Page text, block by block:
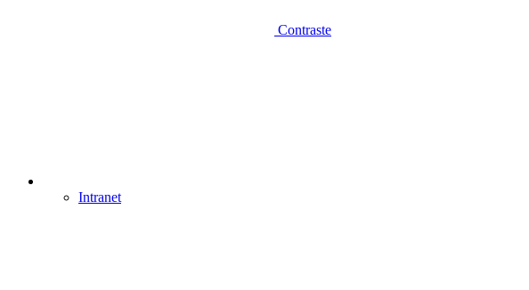
Contraste
Intranet